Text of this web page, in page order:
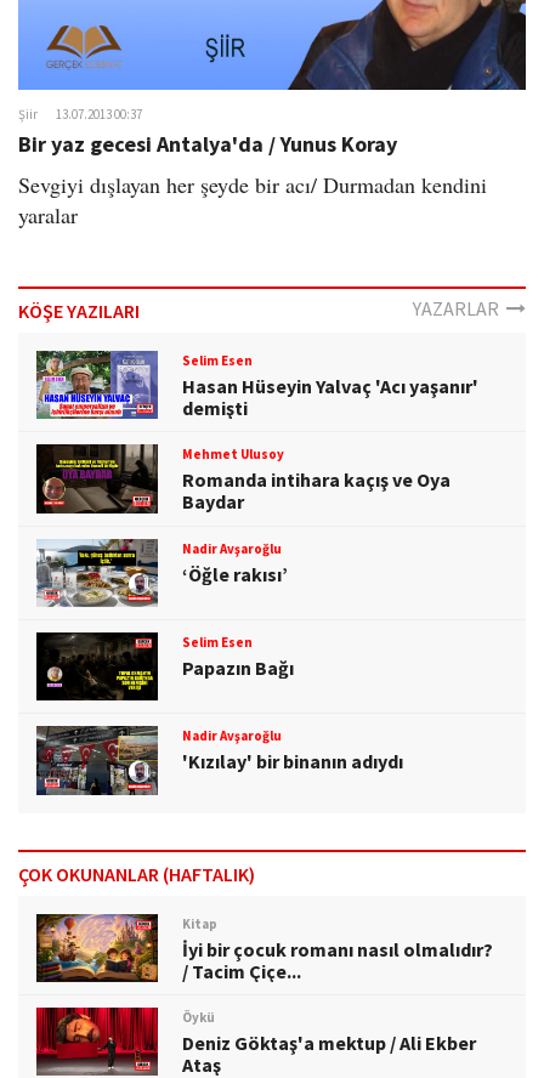
Şiir 13.07.2013 00:37
Bir yaz gecesi Antalya'da / Yunus Koray
Sevgiyi dışlayan her şeyde bir acı/ Durmadan kendini
yaralar
KÖŞE YAZILARI YAZARLAR
Selim Esen
Hasan Hüseyin Yalvaç 'Acı yaşanır'
demişti
Mehmet Ulusoy
Romanda intihara kaçış ve Oya
Baydar
Nadir Avşaroğlu
‘Öğle rakısı’
Selim Esen
Papazın Bağı
Nadir Avşaroğlu
'Kızılay' bir binanın adıydı
ÇOK OKUNANLAR (HAFTALIK)
Kitap
İyi bir çocuk romanı nasıl olmalıdır?
/ Tacim Çiçe...
Öykü
Deniz Göktaş'a mektup / Ali Ekber
Ataş